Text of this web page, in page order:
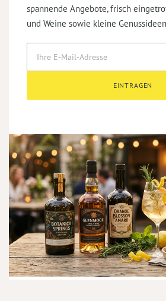
spannende Angebote, frisch
und Weine sowie kleine
EINTRAGEN